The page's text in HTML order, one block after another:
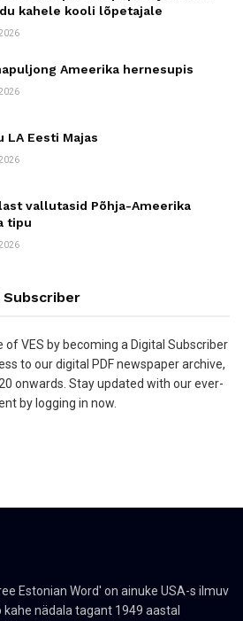
kahele kooli lõpetajale
Ameerika hernesupis
LA Eesti Majas
vallutasid Põhja-Ameerika
tipu
Subscriber
VES by becoming a Digital Subscriber
to our digital PDF newspaper archive,
onwards. Stay updated with our ever-
by logging in now.
Estonian Word' on ainuke USA-s ilmuv
nädala tagant 1949 aastal